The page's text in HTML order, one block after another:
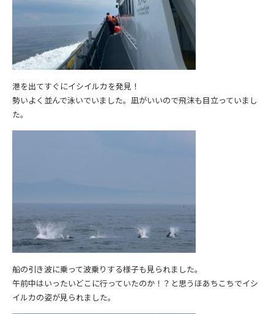
港を出てすぐにイシイルカを発見！
勢いよく並んで泳いでいました。凪がいいので飛沫も目立っていまし
た。
船の引き波に乗って波乗りする様子も見られました。
午前中はいったいどこに行っていたのか！？と思うほあちこちでイシ
イルカの姿が見られました。